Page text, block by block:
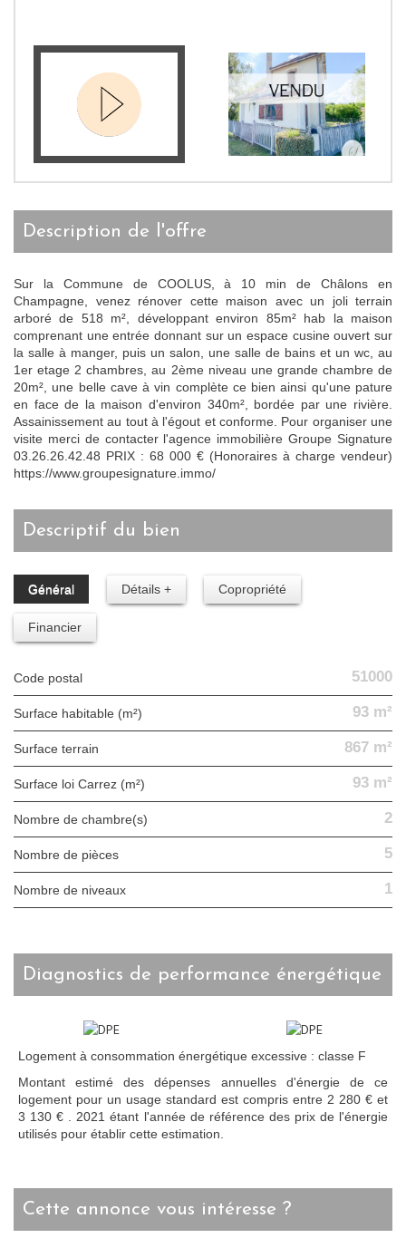
description de l'offre
Sur la Commune de COOLUS, à 10 min de Châlons en
Champagne, venez rénover cette maison avec un joli terrain
arboré de 518 m², développant environ 85m² hab la maison
comprenant une entrée donnant sur un espace cusine ouvert sur
la salle à manger, puis un salon, une salle de bains et un wc, au
1er etage 2 chambres, au 2ème niveau une grande chambre de
20m², une belle cave à vin complète ce bien ainsi qu'une pature
en face de la maison d'environ 340m², bordée par une rivière.
Assainissement au tout à l'égout et conforme. Pour organiser une
visite merci de contacter l'agence immobilière Groupe Signature
03.26.26.42.48 PRIX : 68 000 € (Honoraires à charge vendeur)
https://www.groupesignature.immo/
descriptif du bien
Général Détails + Copropriété
Financier
Code postal 51000
Surface habitable (m²) 93 m²
surface terrain 867 m²
Surface loi Carrez (m²) 93 m²
Nombre de chambre(s) 2
Nombre de pièces 5
Nombre de niveaux 1
diagnostics de performance énergétique
Logement à consommation énergétique excessive : classe F
Montant estimé des dépenses annuelles d'énergie de ce
logement pour un usage standard est compris entre 2 280 € et
3 130 € . 2021 étant l'année de référence des prix de l'énergie
utilisés pour établir cette estimation.
cette annonce vous intéresse ?